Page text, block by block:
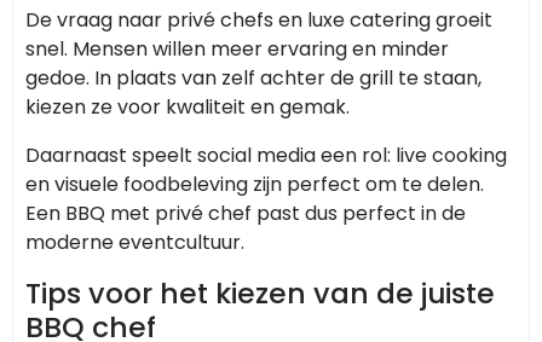
De vraag naar privé chefs en luxe catering groeit
snel. Mensen willen meer ervaring en minder
gedoe. In plaats van zelf achter de grill te staan,
kiezen ze voor kwaliteit en gemak.
Daarnaast speelt social media een rol: live cooking
en visuele foodbeleving zijn perfect om te delen.
Een BBQ met privé chef past dus perfect in de
moderne eventcultuur.
Tips voor het kiezen van de juiste
BBQ chef